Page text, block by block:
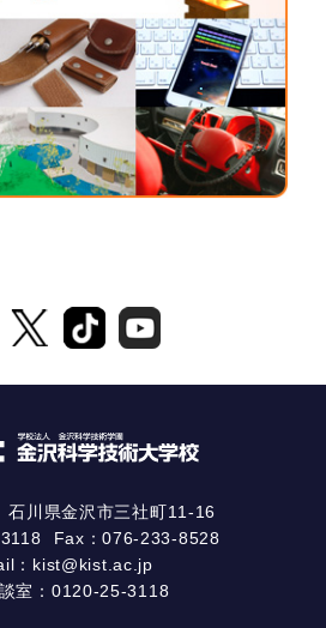
石川県金沢市三社町11-16
Fax：076-233-8528
： kist@kist.ac.jp
室： 0120-25-3118